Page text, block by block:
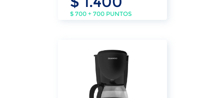
$ 700 + 700 PUNTOS